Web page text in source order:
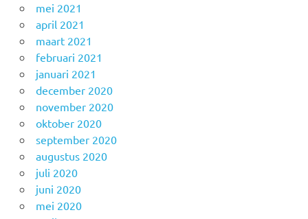
mei 2021
april 2021
maart 2021
februari 2021
januari 2021
december 2020
november 2020
oktober 2020
september 2020
augustus 2020
juli 2020
juni 2020
mei 2020